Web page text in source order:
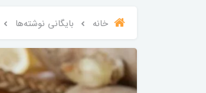
خانه بایگانی نوشته‌ها